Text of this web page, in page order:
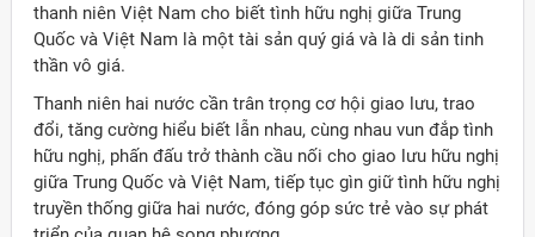
thanh niên Việt Nam cho biết tình hữu nghị giữa Trung
Quốc và Việt Nam là một tài sản quý giá và là di sản tinh
thần vô giá.
Thanh niên hai nước cần trân trọng cơ hội giao lưu, trao
đổi, tăng cường hiểu biết lẫn nhau, cùng nhau vun đắp tình
hữu nghị, phấn đấu trở thành cầu nối cho giao lưu hữu nghị
giữa Trung Quốc và Việt Nam, tiếp tục gìn giữ tình hữu nghị
truyền thống giữa hai nước, đóng góp sức trẻ vào sự phát